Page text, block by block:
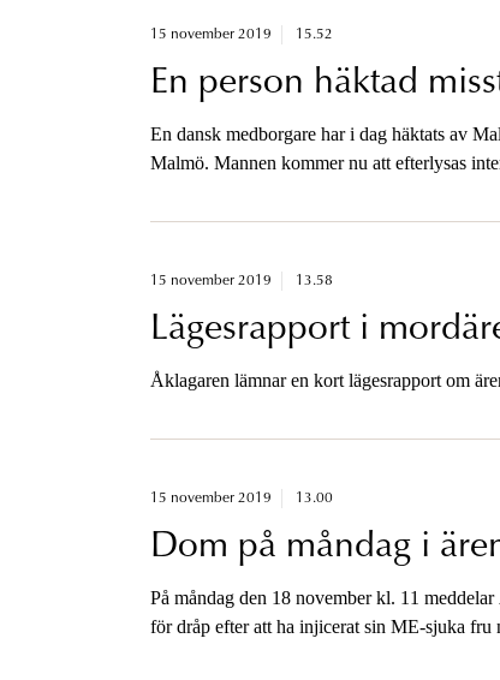
15 november 2019 15.52
En person häktad
En dansk medborgare har i dag häktats av
Malmö. Mannen kommer nu att efterlysas
15 november 2019 13.58
Lägesrapport i
Åklagaren lämnar en kort lägesrapport om
15 november 2019 13.00
Dom på måndag i
På måndag den 18 november kl. 11
för dråp efter att ha injicerat sin ME-sjuka